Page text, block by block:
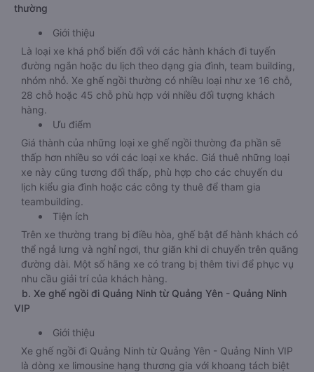
thường
Giới thiệu
Là loại xe khá phổ biến đối với các hành khách đi tuyến
đường ngắn hoặc du lịch theo dạng gia đình, team building,
nhóm nhỏ. Xe ghế ngồi thường có nhiều loại như xe 16 chỗ,
28 chỗ hoặc 45 chỗ phù hợp với nhiều đối tượng khách
hàng.
Ưu điểm
Giá thành của những loại xe ghế ngồi thường đa phần sẽ
thấp hơn nhiều so với các loại xe khác. Giá thuê những loại
xe này cũng tương đối thấp, phù hợp cho các chuyến du
lịch kiểu gia đình hoặc các công ty thuê để tham gia
teambuilding.
Tiện ích
Trên xe thường trang bị điều hòa, ghế bật để hành khách có
thể ngả lưng và nghỉ ngơi, thư giãn khi di chuyển trên quãng
đường dài. Một số hãng xe có trang bị thêm tivi để phục vụ
nhu cầu giải trí của khách hàng.
b. Xe ghế ngồi đi Quảng Ninh từ Quảng Yên - Quảng Ninh
VIP
Giới thiệu
Xe ghế ngồi đi Quảng Ninh từ Quảng Yên - Quảng Ninh VIP
là dòng xe limousine hạng thương gia với khoang tách biệt